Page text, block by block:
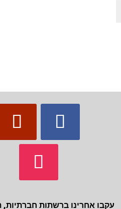
עקבו אחרינו ברשתות חברתיות,